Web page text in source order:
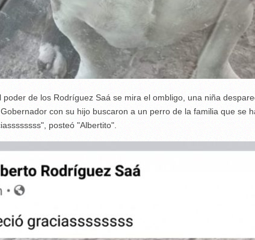
poder de los Rodríguez Saá se mira el ombligo, una niña
con su hijo buscaron a un perro de la familia que se
posteó "Albertito".